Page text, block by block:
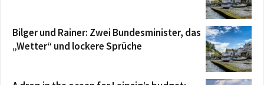
Bilger und Rainer: Zwei Bundesminister, das
„Wetter“ und lockere Sprüche